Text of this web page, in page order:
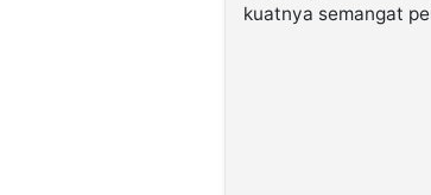
kuatnya semangat